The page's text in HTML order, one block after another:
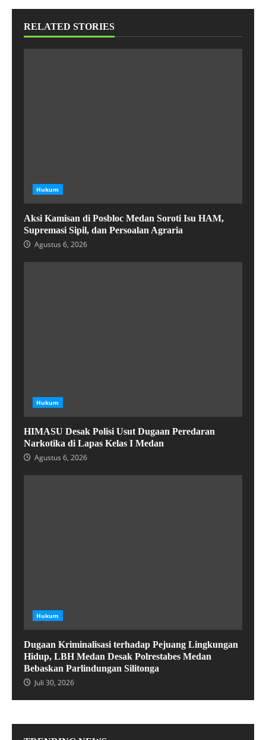
RELATED STORIES
Hukum
Aksi Kamisan di Posbloc Medan Soroti Isu HAM,
Supremasi Sipil, dan Persoalan Agraria
Agustus 6, 2026
Hukum
HIMASU Desak Polisi Usut Dugaan Peredaran
Narkotika di Lapas Kelas I Medan
Agustus 6, 2026
Hukum
Dugaan Kriminalisasi terhadap Pejuang Lingkungan
Hidup, LBH Medan Desak Polrestabes Medan
Bebaskan Parlindungan Silitonga
Juli 30, 2026